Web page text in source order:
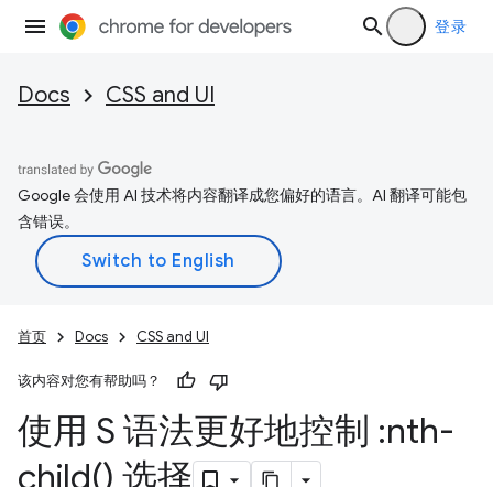
登录
Docs CSS and UI
Google 会使用 AI 技术将内容翻译成您偏好的语言。AI 翻译可能包
含错误。
首页 Docs CSS and UI
该内容对您有帮助吗？
使用 S 语法更好地控制 :nth-
child() 选择